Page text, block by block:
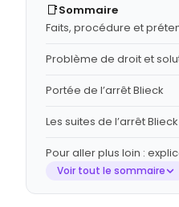
📑Sommaire
Faits, procédure et
Problème de droit et
Portée de l’arrêt Blieck
Les suites de l’arrêt Blieck
Pour aller plus loin :
Voir tout le sommaire